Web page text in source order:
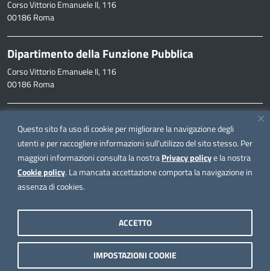
Questo sito fa uso di cookie per migliorare la navigazione degli
utenti e per raccogliere informazioni sull'utilizzo del sito stesso. Per
maggiori informazioni consulta la nostraPrivacy policye la nostra
Cookie policy. La mancata accettazione comporta la navigazione in
assenza di cookies.
IMPOSTAZIONI COOKIE
ACCETTO
Corso Vittorio Emanuele II, 116
00186 Roma
Dipartimento della Funzione Pubblica
Corso Vittorio Emanuele II, 116
00186 Roma
inpa@funzionepubblica.it
FAQ
FAQ – Domande e risposte
Seguici su